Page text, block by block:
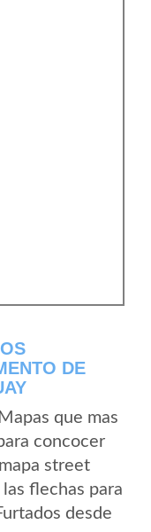
DE
que mas
concocer
street
flechas para
desde